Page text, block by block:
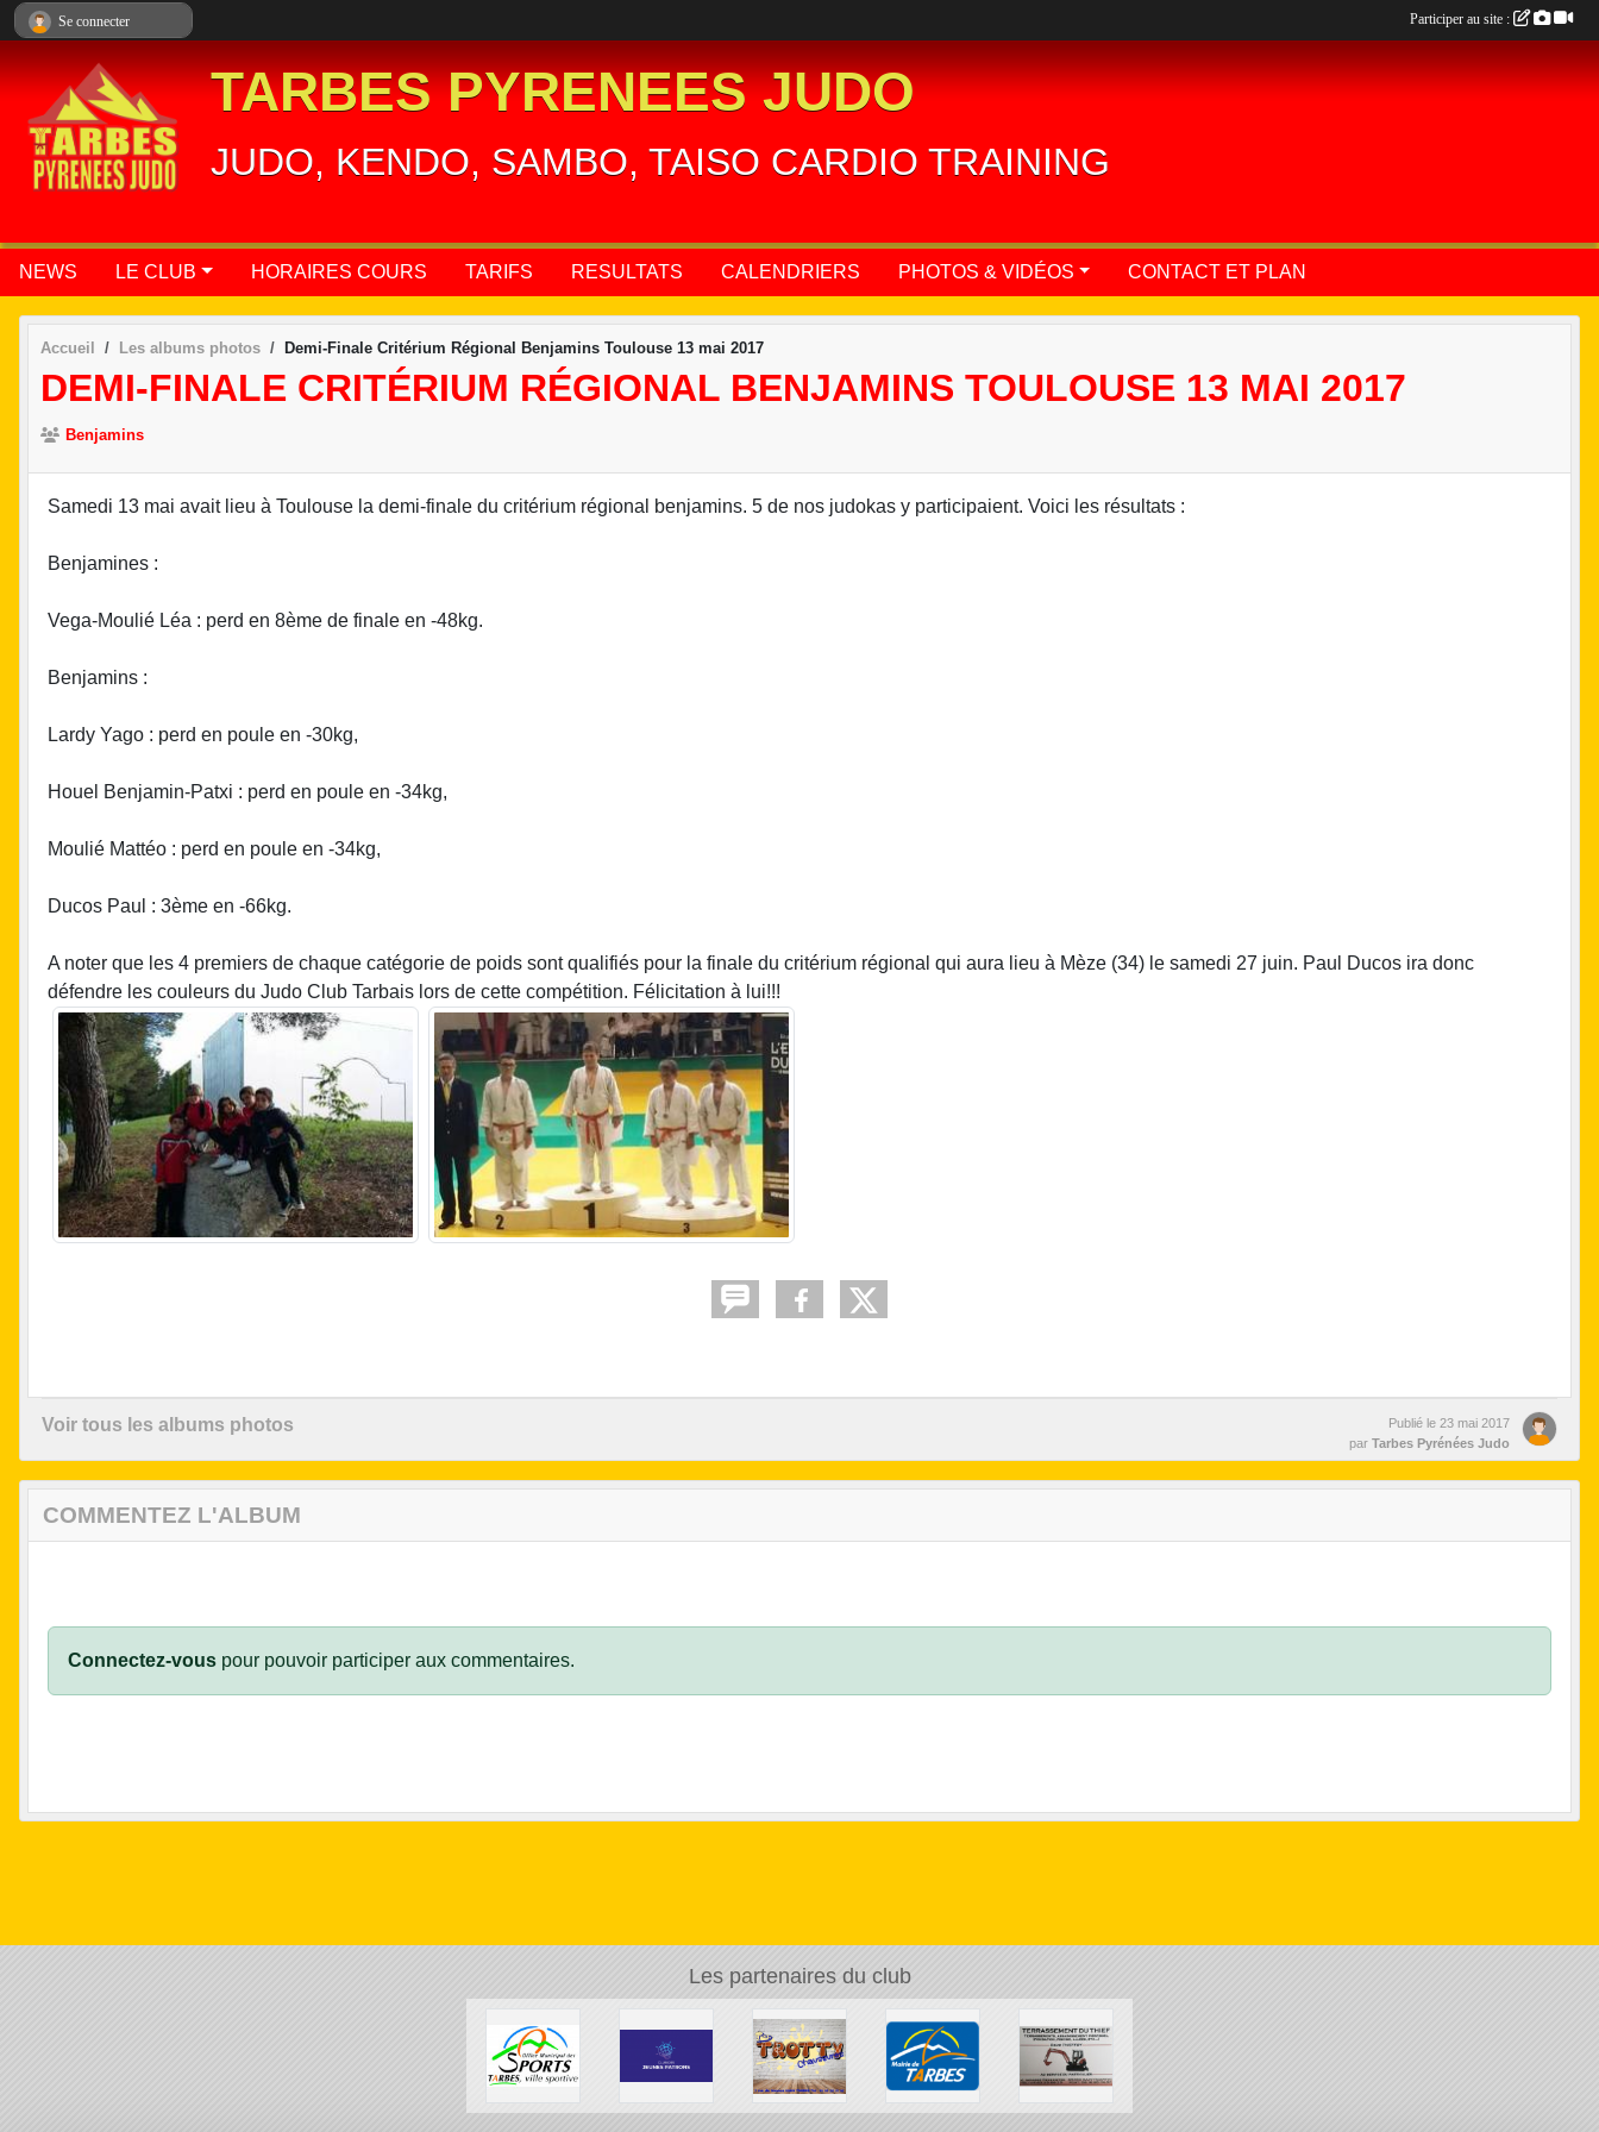
TARBES PYRENEES JUDO
JUDO, KENDO, SAMBO, TAISO CARDIO TRAINING
NEWS LE CLUB HORAIRES COURS TARIFS RESULTATS CALENDRIERS PHOTOS & VIDÉOS CONTACT ET PLAN
Accueil Les albums photos Demi-Finale Critérium Régional Benjamins Toulouse 13 mai 2017
DEMI-FINALE CRITÉRIUM RÉGIONAL BENJAMINS TOULOUSE 13 MAI 2017
Benjamins
Samedi 13 mai avait lieu à Toulouse la demi-finale du critérium régional benjamins. 5 de nos judokas y participaient. Voici les résultats :
Benjamines :
Vega-Moulié Léa : perd en 8ème de finale en -48kg.
Benjamins :
Lardy Yago : perd en poule en -30kg,
Houel Benjamin-Patxi : perd en poule en -34kg,
Moulié Mattéo : perd en poule en -34kg,
Ducos Paul : 3ème en -66kg.
A noter que les 4 premiers de chaque catégorie de poids sont qualifiés pour la finale du critérium régional qui aura lieu à Mèze (34) le samedi 27 juin. Paul Ducos ira donc
défendre les couleurs du Judo Club Tarbais lors de cette compétition. Félicitation à lui!!!
Voir tous les albums photos Publié le 23 mai 2017
par Tarbes Pyrénées Judo
COMMENTEZ L'ALBUM
Connectez-vous pour pouvoir participer aux commentaires.
Les partenaires du club
Se connecter Participer au site :
Panneau de gestion des cookies